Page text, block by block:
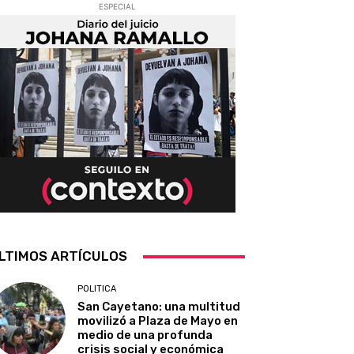
ESPECIAL
ARTÍCULOS
POLITICA
San Cayetano: una multitud
movilizó a Plaza de Mayo en
medio de una profunda
crisis social y económica